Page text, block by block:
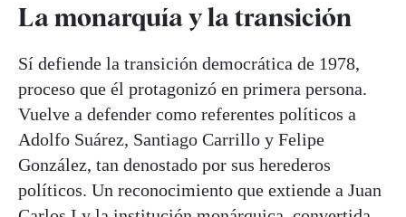
La monarquía y la transición
Sí defiende la transición democrática de 1978,
proceso que él protagonizó en primera persona.
Vuelve a defender como referentes políticos a
Adolfo Suárez, Santiago Carrillo y Felipe
González, tan denostado por sus herederos
políticos. Un reconocimiento que extiende a Juan